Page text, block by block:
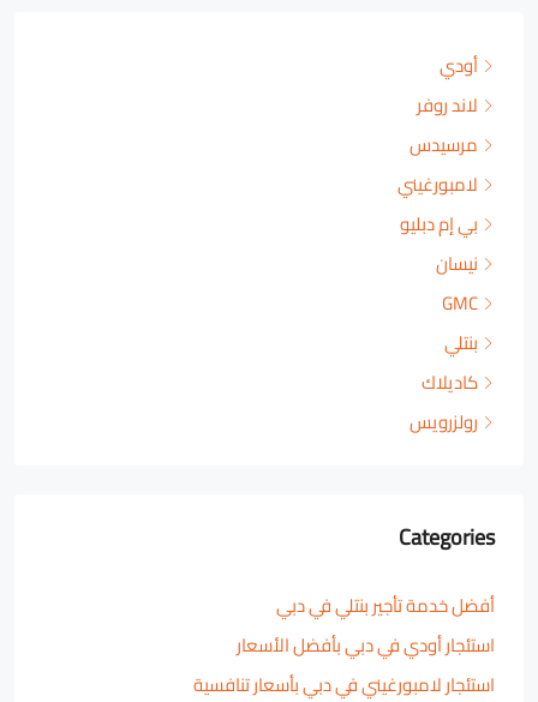
أودي
لاند روفر
مرسيدس
لامبورغيني
بي إم دبليو
نيسان
GMC
بنتلي
كاديلاك
رولزرويس
Categories
أفضل خدمة تأجير بنتلي في دبي
استئجار أودي في دبي بأفضل الأسعار
استئجار لامبورغيني في دبي بأسعار تنافسية